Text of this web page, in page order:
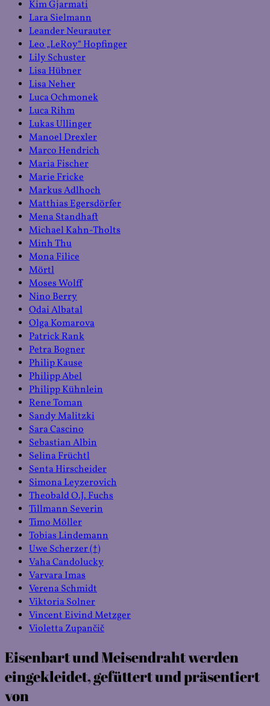
Kim Gjarmati
Lara Sielmann
Leander Neurauter
Leo „LeRoy“ Hopfinger
Lily Schuster
Lisa Hübner
Lisa Neher
Luca Ochmonek
Luca Rihm
Lukas Ullinger
Manoel Drexler
Marco Hendrich
Maria Fischer
Marie Fricke
Markus Adlhoch
Matthias Egersdörfer
Mena Standhaft
Michael Kahn-Tholts
Minh Thu
Mona Filice
Mörtl
Moses Wolff
Nino Berry
Odai Albatal
Olga Komarova
Patrick Rank
Petra Bogner
Philip Kause
Philipp Abel
Philipp Kühnlein
Rene Toman
Sandy Malitzki
Sara Cascino
Sebastian Albin
Selina Früchtl
Senta Hirscheider
Simona Leyzerovich
Theobald O.J. Fuchs
Tillmann Severin
Timo Möller
Tobias Lindemann
Uwe Scherzer (†)
Vaha Candolucky
Varvara Imas
Verena Schmidt
Viktoria Solner
Vincent Eivind Metzger
Violetta Zupančič
Eisenbart und Meisendraht werden
eingekleidet, gefüttert und präsentiert
von